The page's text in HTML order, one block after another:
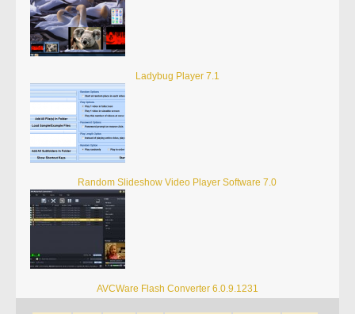
Ladybug Player 7.1
Random Slideshow Video Player Software 7.0
AVCWare Flash Converter 6.0.9.1231